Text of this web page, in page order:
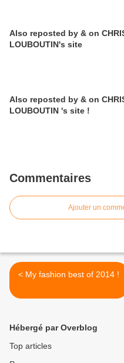
Also reposted by & on
LOUBOUTIN's site
Also reposted by & on
LOUBOUTIN 's site !
Commentaires
Ajouter un
< My fashion best of 2014 !
Hébergé par Overblog
Top articles